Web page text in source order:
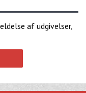
af udgivelser,